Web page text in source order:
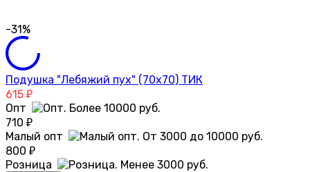
-31%
Подушка "Лебяжий пух" (70х70) ТИК
615 ₽
Опт
710 ₽
Малый опт
800 ₽
Розница